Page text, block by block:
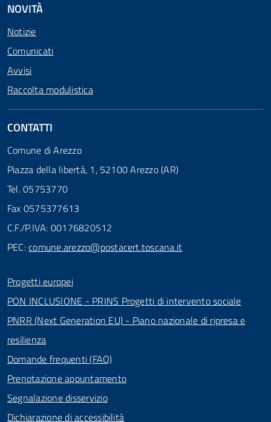
NOVITÀ
Notizie
Comunicati
Avvisi
Raccolta modulistica
CONTATTI
Comune di Arezzo
Piazza della libertà, 1, 52100 Arezzo (AR)
Tel. 05753770
Fax 0575377613
C.F./P.IVA: 00176820512
PEC:comune.arezzo@postacert.toscana.it
Progetti europei
PON INCLUSIONE - PRINS Progetti di intervento sociale
PNRR (Next Generation EU) - Piano nazionale di ripresa e
resilienza
Domande frequenti (FAQ)
Prenotazione appuntamento
Segnalazione disservizio
Dichiarazione di accessibilità